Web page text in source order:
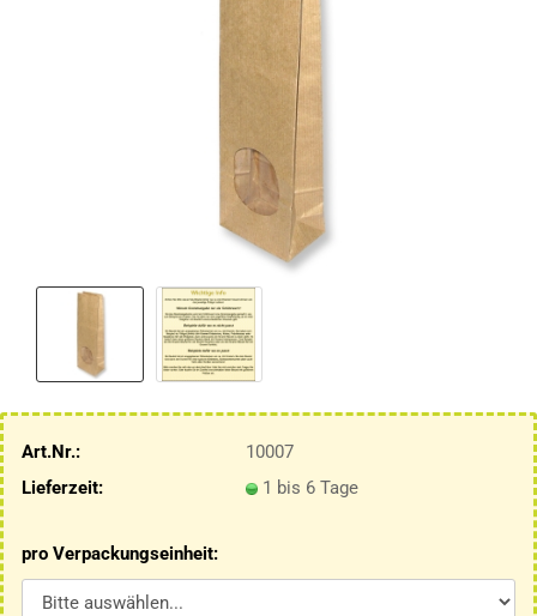
Art.Nr.:
10007
Lieferzeit:
1 bis 6 Tage
pro Verpackungseinheit: